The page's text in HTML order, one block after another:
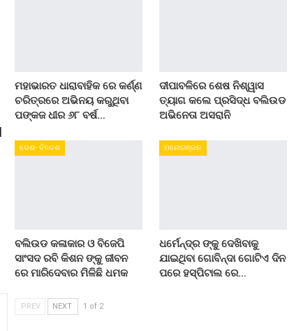
ମହାଭାରତ ଧାରାବାହିକ ରେ କର୍ଣ୍ଣ
ଚରିତ୍ରରେ ଅଭିନୟ କରୁଥିବା
ପଙ୍କଜ ଧୀର ୬୮ ବର୍ଷ…
ଦୀପାବଳିରେ ଶେଷ ନିଶ୍ୱାସ
ତ୍ୟାଗ କଲେ ପ୍ରସିଦ୍ଧ ବଲିଉଡ
ଅଭିନେତା ଅସରାନି
ଦେଶ- ବିଦେଶ
ବଲିଉଡ କଳାକାର ଓ ବିଜେପି
ସାଂସଦ ରବି କିଶନ ଙ୍କୁ ଜୀବନ
ରେ ମାରିଦେବାର ମିଳିଛି ଧମକ
ମନୋରଞ୍ଜନ
ଧର୍ମେନ୍ଦ୍ର ଙ୍କୁ ଦେଖିବାକୁ
ଯାଇଥିବା ଗୋବିନ୍ଦା ଗୋଟିଏ ଦିନ
ପରେ ହସ୍ପିଟାଲ ରେ…
PREV NEXT 1 of 2